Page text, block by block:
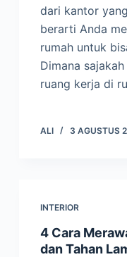
dari kantor
berarti Anda
rumah untuk
Dimana
ruang kerja di
ALI 3 AGUSTUS
INTERIOR
4 Cara
dan Tahan